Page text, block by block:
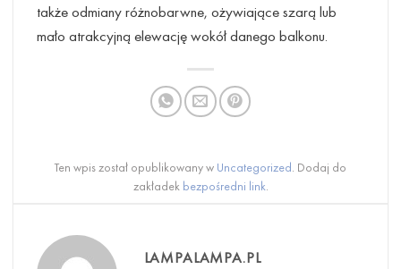
także odmiany różnobarwne, ożywiające szarą lub
mało atrakcyjną elewację wokół danego balkonu.
Ten wpis został opublikowany w Uncategorized. Dodaj do
zakładek bezpośredni link.
LAMPALAMPA.PL